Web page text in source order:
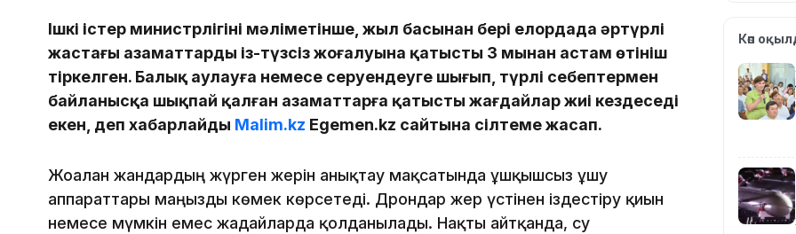
Ішкі істер министрлігінің мәліметінше, жыл басынан бері елордада әртүрлі
жастағы азаматтардың із-түзсіз жоғалуына қатысты 3 мыңнан астам өтініш
тіркелген. Балық аулауға немесе серуендеуге шығып, түрлі себептермен
байланысқа шықпай қалған азаматтарға қатысты жағдайлар жиі кездеседі
екен, деп хабарлайды Malim.kz Egemen.kz сайтына сілтеме жасап.
Жоғалған жандардың жүрген жерін анықтау мақсатында ұшқышсыз ұшу
аппараттары маңызды көмек көрсетеді. Дрондар жер үстінен іздестіру қиын
немесе мүмкін емес жағдайларда қолданылады. Нақты айтқанда, су
12:40
Көп